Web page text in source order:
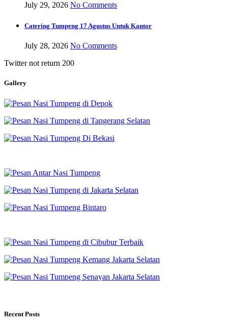
July 29, 2026 No Comments
Catering Tumpeng 17 Agustus Untuk Kantor
July 28, 2026 No Comments
Twitter not return 200
Gallery
Recent Posts